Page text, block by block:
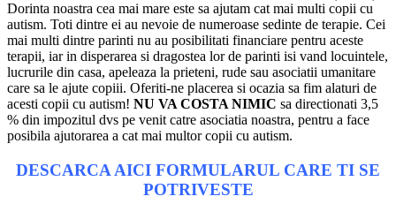
Dorinta noastra cea mai mare este sa ajutam cat mai multi copii cu
autism. Toti dintre ei au nevoie de numeroase sedinte de terapie. Cei
mai multi dintre parinti nu au posibilitati financiare pentru aceste
terapii, iar in disperarea si dragostea lor de parinti isi vand locuintele,
lucrurile din casa, apeleaza la prieteni, rude sau asociatii umanitare
care sa le ajute copiii. Oferiti-ne placerea si ocazia sa fim alaturi de
acesti copii cu autism! NU VA COSTA NIMIC sa directionati 3,5
% din impozitul dvs pe venit catre asociatia noastra, pentru a face
posibila ajutorarea a cat mai multor copii cu autism.
DESCARCA AICI FORMULARUL CARE TI SE
POTRIVESTE